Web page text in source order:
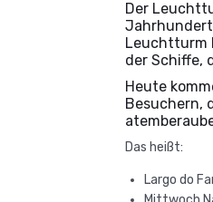
Der
Leuchtturm
der Schiffe,
Heute
Besuchern,
Das heißt:
Largo do